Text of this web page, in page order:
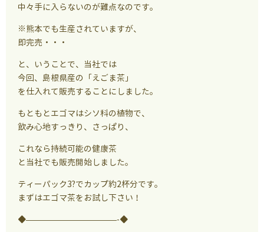
中々手に入らないのが難点なのです。
※熊本でも生産されていますが、
即完売・・・
と、いうことで、当社では
今回、島根県産の「えごま茶」
を仕入れて販売することにしました。
もともとエゴマはシソ科の植物で、
飲み心地すっきり、さっぱり、
これなら持続可能の健康茶
と当社でも販売開始しました。
ティーパック3?でカップ約2杯分です。
まずはエゴマ茶をお試し下さい！
◆———————————-◆